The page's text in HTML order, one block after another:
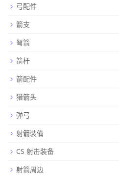
弓配件
箭支
弩箭
箭杆
箭配件
猎箭头
弹弓
射箭裝備
CS 射击装备
射箭周边